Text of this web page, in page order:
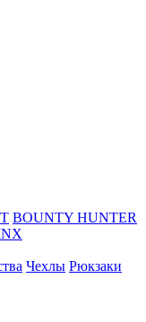
BOUNTY HUNTER
Чехлы Рюкзаки